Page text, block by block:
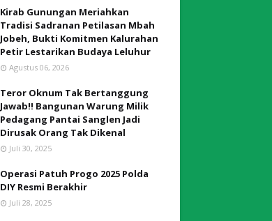
Kirab Gunungan Meriahkan
Tradisi Sadranan Petilasan Mbah
Jobeh, Bukti Komitmen Kalurahan
Petir Lestarikan Budaya Leluhur
Agustus 06, 2026
Teror Oknum Tak Bertanggung
Jawab!! Bangunan Warung Milik
Pedagang Pantai Sanglen Jadi
Dirusak Orang Tak Dikenal
Juli 30, 2025
Operasi Patuh Progo 2025 Polda
DIY Resmi Berakhir
Juli 28, 2025